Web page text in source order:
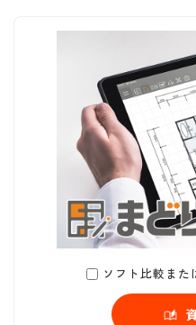
ソフト比較また